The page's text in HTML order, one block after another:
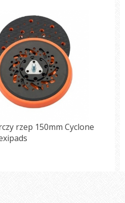
rzep 150mm Cyclone